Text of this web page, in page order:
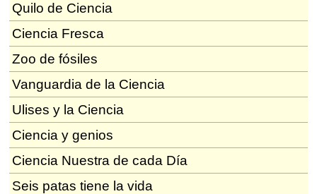
Quilo de Ciencia
Ciencia Fresca
Zoo de fósiles
Vanguardia de la Ciencia
Ulises y la Ciencia
Ciencia y genios
Ciencia Nuestra de cada Día
Seis patas tiene la vida